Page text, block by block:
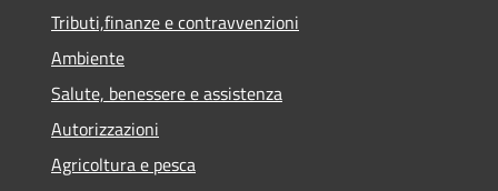
Tributi,finanze e contravvenzioni
Ambiente
Salute, benessere e assistenza
Autorizzazioni
Agricoltura e pesca